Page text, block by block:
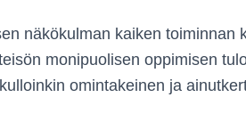
näkökulman kaiken toiminnan
monipuolisen oppimisen
omintakeinen ja